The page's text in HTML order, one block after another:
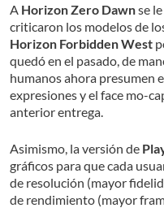
A Horizon Zero Dawnse
criticaron los modelos de
Horizon Forbidden West
quedó en el pasado, de
humanos ahora presumen
expresiones y el face mo-
anterior entrega.
Asimismo, la versión de
gráficos para que cada
de resolución (mayor
de rendimiento (mayor